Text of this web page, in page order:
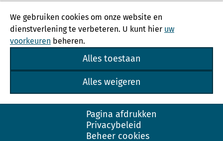
We gebruiken cookies om onze website en
dienstverlening te verbeteren. U kunt hier uw
voorkeuren beheren.
Alles toestaan
Alles weigeren
Pagina afdrukken
Privacybeleid
Beheer cookies